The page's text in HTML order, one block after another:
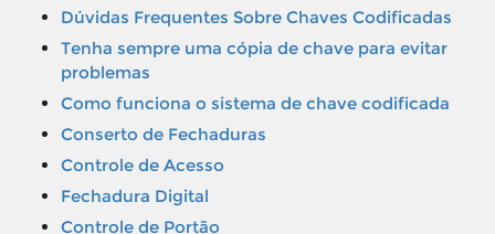
Dúvidas Frequentes Sobre Chaves Codificadas
Tenha sempre uma cópia de chave para evitar
problemas
Como funciona o sistema de chave codificada
Conserto de Fechaduras
Controle de Acesso
Fechadura Digital
Controle de Portão